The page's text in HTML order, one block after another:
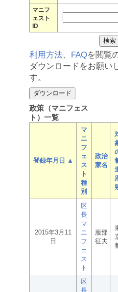
マニフ
ェスト
ID
利用方法、 FAQを閲覧
ダウンロードをお願い
す。
政策（マニフェス
ト）一覧
登録年月日 ▲
マ
ニ
フ
ェ
ス
ト
種
別
政治
家名
2015年3月11
日
区
長
マ
ニ
フ
ェ
ス
ト
服部
征夫
区
長